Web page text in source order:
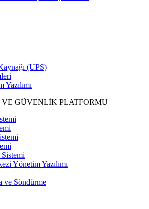
(UPS)
GÜVENLİK PLATFORMU
Sistemi
Yönetim Yazılımı
ve Söndürme